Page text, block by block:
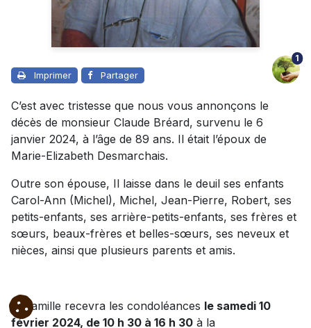
Imprimer Partager
1
C’est avec tristesse que nous vous annonçons le
décès de monsieur Claude Bréard, survenu le 6
janvier 2024, à l’âge de 89 ans. Il était l’époux de
Marie-Elizabeth Desmarchais.
Outre son épouse, Il laisse dans le deuil ses enfants
Carol-Ann (Michel), Michel, Jean-Pierre, Robert, ses
petits-enfants, ses arrière-petits-enfants, ses frères et
sœurs, beaux-frères et belles-sœurs, ses neveux et
nièces, ainsi que plusieurs parents et amis.
La famille recevra les condoléances le samedi 10
février 2024, de 10 h 30 à 16 h 30 à la